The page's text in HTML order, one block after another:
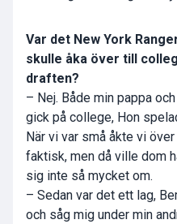
Var det New York
skulle åka över till
draften?
– Nej. Både min pappa
gick på college, Hon
När vi var små åkte vi
faktisk, men då ville dom
sig inte så mycket om.
– Sedan var det ett lag,
och såg mig under min